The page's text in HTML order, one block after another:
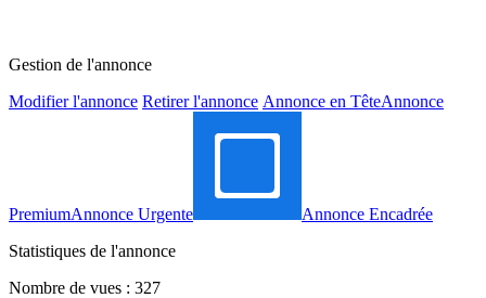
Gestion de l'annonce
Modifier l'annonce Retirer l'annonce Annonce en TêteAnnonce
PremiumAnnonce Urgente
Annonce Encadrée
Statistiques de l'annonce
Nombre de vues : 327